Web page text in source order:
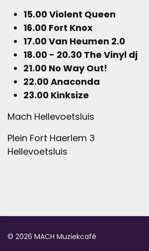
15.00 Violent Queen
16.00 Fort Knox
17.00 Van Heumen 2.0
18.00 - 20.30 The Vinyl dj
21.00 No Way Out!
22.00 Anaconda
23.00 Kinksize
Mach Hellevoetsluis
Plein Fort Haerlem 3
Hellevoetsluis
© 2026 MACH Muziekcafé